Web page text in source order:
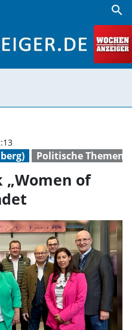
search
Politische Themen
„Women of